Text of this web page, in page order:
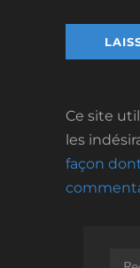
Ce site
les
façon